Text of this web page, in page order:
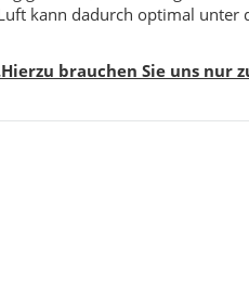
kann dadurch optimal unter
brauchen Sie uns nur